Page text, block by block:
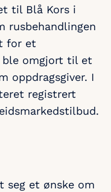
til Blå Kors i
rusbehandlingen
for et
ble omgjort til et
oppdragsgiver. I
registrert
seg et ønske om